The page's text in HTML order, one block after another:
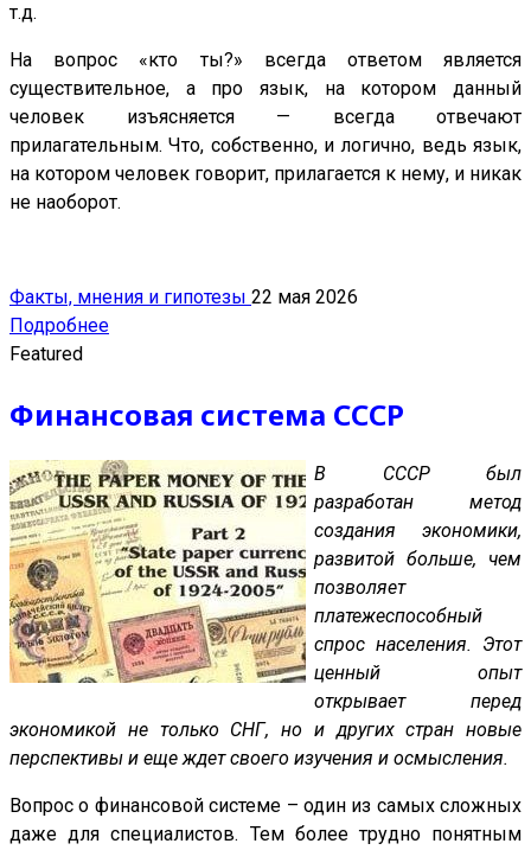
т.д.
На вопрос «кто ты?» всегда ответом является
существительное, а про язык, на котором данный
человек изъясняется — всегда отвечают
прилагательным. Что, собственно, и логично, ведь язык,
на котором человек говорит, прилагается к нему, и никак
не наоборот.
Факты, мнения и гипотезы 22 мая 2026
Подробнее
Featured
Финансовая система СССР
В СССР был
разработан метод
создания экономики,
развитой больше, чем
позволяет
платежеспособный
спрос населения. Этот
ценный опыт
открывает перед
экономикой не только СНГ, но и других стран новые
перспективы и еще ждет своего изучения и осмысления.
Вопрос о финансовой системе – один из самых сложных
даже для специалистов. Тем более трудно понятным